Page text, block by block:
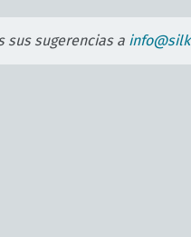
sus sugerencias a